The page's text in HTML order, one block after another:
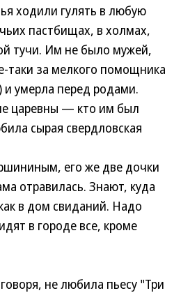
ходили гулять в любую
пастбищах, в холмах,
тучи. Им не было мужей,
таки за мелкого помощника
и умерла перед родами.
царевны — кто им был
сырая свердловская
его же две дочки
отравилась. Знают, куда
в дом свиданий. Надо
в городе все, кроме
не любила пьесу "Три